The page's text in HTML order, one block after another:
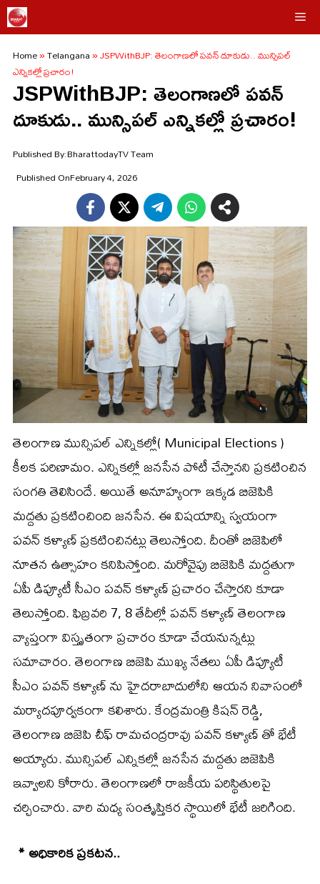
Skip
to
content
Home»Telangana»JSPWithBJP: తెలంగాణలో పవన్ దూకుడు.. మున్సిపల్
ఎన్నికల్లో ప్రచారం!
JSPWithBJP: తెలంగాణలో పవన్
దూకుడు.. మున్సిపల్ ఎన్నికల్లో ప్రచారం!
Published By:BharattodayTV Team
Published OnFebruary 4, 2026
తెలంగాణ మున్సిపల్ ఎన్నికల్లో( Municipal Elections )
కీలక పరిణామం. ఎన్నికల్లో జనసేన పోటీ చేస్తానని ప్రకటించిన
సంగతి తెలిసిందే. అయితే అనూహ్యంగా ఇక్కడ బిజెపికి
మద్దతు ప్రకటించింది జనసేన. ఈ విషయాన్ని స్వయంగా
పవన్ కళ్యాణ్ ప్రకటించినట్లు తెలుస్తోంది. దీంతో బిజెపిలో
నూతన ఉత్సాహం కనిపిస్తోంది. మరోవైపు బిజెపికి మద్దతుగా
ఏపీ డిప్యూటీ సీఎం పవన్ కళ్యాణ్ ప్రచారం చేస్తారని కూడా
తెలుస్తోంది. ఫిబ్రవరి 7, 8 తేదీల్లో పవన్ కళ్యాణ్ తెలంగాణ
వ్యాప్తంగా విస్తృతంగా ప్రచారం కూడా చేయనున్నట్లు
సమాచారం. తెలంగాణ బిజెపి ముఖ్య నేతలు ఏపీ డిప్యూటీ
సీఎం పవన్ కళ్యాణ్ ను హైదరాబాదులోని ఆయన నివాసంలో
మర్యాదపూర్వకంగా కలిశారు. కేంద్రమంత్రి కిషన్ రెడ్డి,
తెలంగాణ బిజెపి చీఫ్ రామచంద్రరావు పవన్ కళ్యాణ్ తో భేటీ
అయ్యారు. మున్సిపల్ ఎన్నికల్లో జనసేన మద్దతు బిజెపికి
ఇవ్వాలని కోరారు. తెలంగాణలో రాజకీయ పరిస్థితులపై
చర్చించారు. వారి మధ్య సంతృప్తికర స్థాయిలో భేటీ జరిగింది.
* అధికారిక ప్రకటన..